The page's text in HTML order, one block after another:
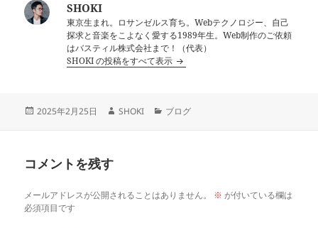
SHOKI
東京生まれ。ロサンゼルス育ち。Webテクノロジー、自己
探求と音楽をこよなく愛する1989年生。Web制作のご依頼
はバスティル株式会社まで！（代表）
SHOKI の投稿をすべて表示
投
2025年2月25日
作
SHOKI
カ
ブログ
コメントを残す
メールアドレスが公開されることはありません。 ※ が付いている欄は
必須項目です